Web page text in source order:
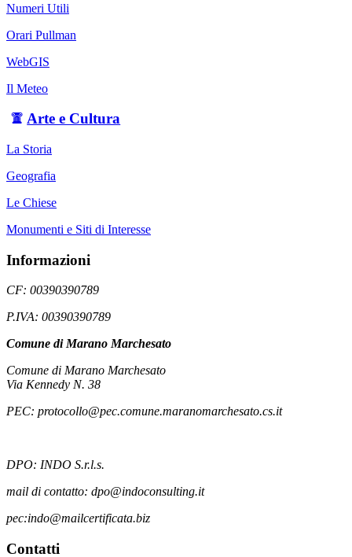
Numeri Utili
Orari Pullman
WebGIS
Il Meteo
Arte e Cultura
La Storia
Geografia
Le Chiese
Monumenti e Siti di Interesse
Informazioni
CF: 00390390789
P.IVA: 00390390789
Comune di Marano Marchesato
Comune di Marano Marchesato
Via Kennedy N. 38
PEC: protocollo@pec.comune.maranomarchesato.cs.it
DPO: INDO S.r.l.s.
mail di contatto: dpo@indoconsulting.it
pec:indo@mailcertificata.biz
Contatti